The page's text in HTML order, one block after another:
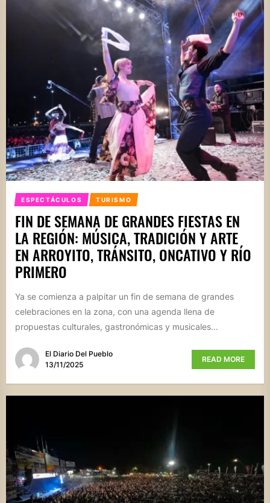
ESPECTÁCULOS TURISMO
FIN DE SEMANA DE GRANDES FIESTAS EN
LA REGIÓN: MÚSICA, TRADICIÓN Y ARTE
EN ARROYITO, TRÁNSITO, ONCATIVO Y RÍO
PRIMERO
Ya se comienza a palpitar un fin de semana de grandes
celebraciones en la zona, con una agenda llena de
propuestas culturales, gastronómicas y musicales...
El Diario Del Pueblo
13/11/2025
READ MORE